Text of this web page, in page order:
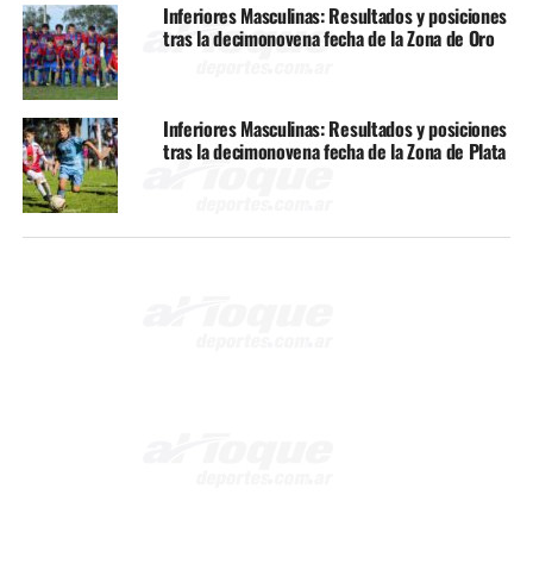
Inferiores Masculinas: Resultados y posiciones
tras la decimonovena fecha de la Zona de Oro
Inferiores Masculinas: Resultados y posiciones
tras la decimonovena fecha de la Zona de Plata